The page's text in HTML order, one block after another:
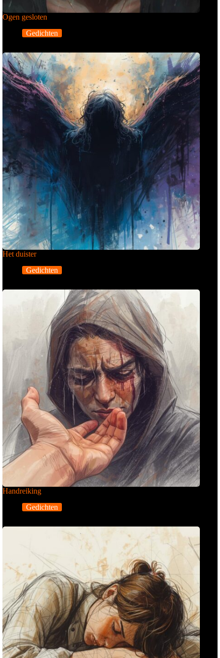
Ogen gesloten
Gedichten
Het duister
Gedichten
Handreiking
Gedichten